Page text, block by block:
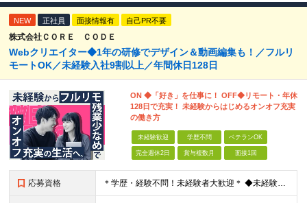
NEW 正社員 面接情報有 自己PR不要
株式会社ＣＯＲＥ ＣＯＤＥ
Webクリエイター◆1年の研修でデザイン＆動画編集も！／フルリ
モートOK／未経験入社9割以上／年間休日128日
ON ◆「好き」を仕事に！ OFF◆リモート・年休
128日で充実！ 未経験からはじめるオンオフ充実
の働き方
未経験歓迎 学歴不問 ベテランOK
完全週休2日 賞与複数月 面接1回
応募資格 ＊学歴・経験不問！未経験者大歓迎＊ ◆未経験からWebクリエイターとして働いてみたい方 ◆第二新卒・ブランクのある方も大歓迎！ ★学歴・知識・経験は一切問いません！ ★面接は「ポートフォリオ」「実